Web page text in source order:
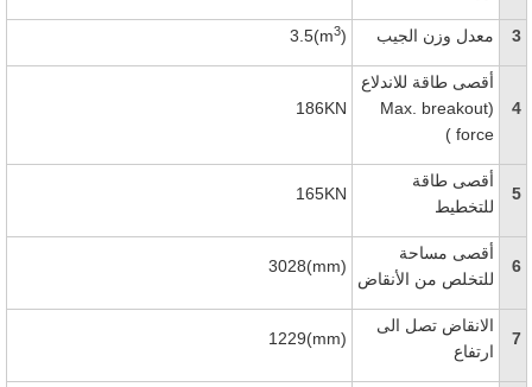
3 معدل وزن الجيب 3.5(m3)
4
أقصى طاقة للاندلاع
(
Max. breakout
force
)
186KN
5
أقصى طاقة
للتخطيط
165KN
6
أقصى مساحة
للتخلص من الأنقاض
3028(mm)
7
الانقاض تصل الى
ارتفاع
1229(mm)